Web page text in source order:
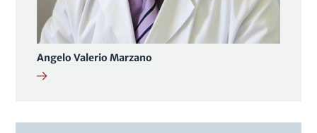
Angelo Valerio Marzano